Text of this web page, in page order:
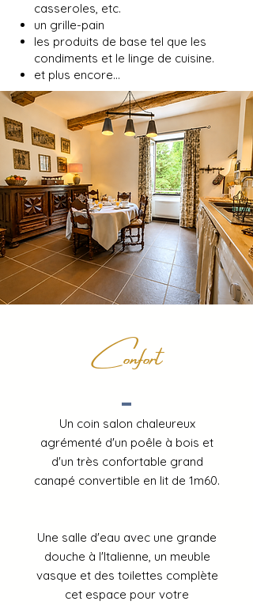
casseroles, etc.
un grille-pain
les produits de base tel que les
condiments et le linge de cuisine.
et plus encore…
Confort
Un coin salon chaleureux
agrémenté d'un poêle à bois et
d'un très confortable grand
canapé convertible en lit de 1m60.
Une salle d'eau avec une grande
douche à l'Italienne, un meuble
vasque et des toilettes complète
cet espace pour votre